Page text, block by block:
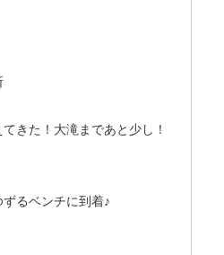
きた！大滝まであと少し！
るベンチに到着♪